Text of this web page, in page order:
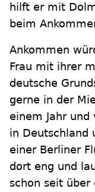
hilft er mit
beim
Ankommen
Frau mit ihrer
deutsche
gerne in der
einem Jahr
in Deutschland
einer Berliner
dort eng und
schon seit über